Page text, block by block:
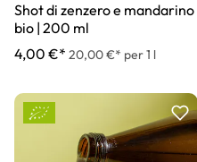
Shot di zenzero e mandarino
bio | 200 ml
4,00 €* 20,00 €* per 1 l